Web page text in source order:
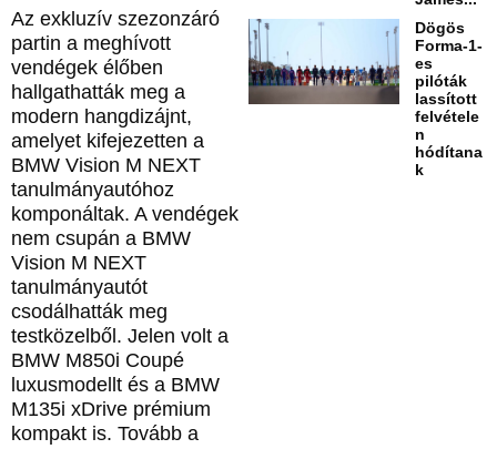
Az exkluzív szezonzáró
partin a meghívott
vendégek élőben
hallgathatták meg a
modern hangdizájnt,
amelyet kifejezetten a
BMW Vision M NEXT
tanulmányautóhoz
komponáltak. A vendégek
nem csupán a BMW
Vision M NEXT
tanulmányautót
csodálhatták meg
testközelből. Jelen volt a
BMW M850i Coupé
luxusmodellt és a BMW
M135i xDrive prémium
kompakt is. Tovább a
Dögös
Forma-1-
es
pilóták
lassított
felvétele
n
hódítana
k